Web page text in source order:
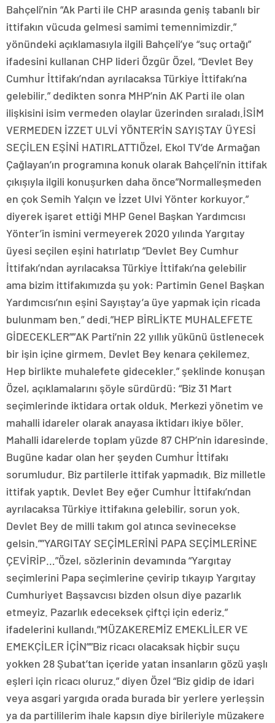
Bahçeli’nin “Ak Parti ile CHP arasında geniş tabanlı bir
ittifakın vücuda gelmesi samimi temennimizdir.”
yönündeki açıklamasıyla ilgili Bahçeli’ye “suç ortağı”
ifadesini kullanan CHP lideri Özgür Özel, “Devlet Bey
Cumhur İttifakı’ndan ayrılacaksa Türkiye İttifakı’na
gelebilir.” dedikten sonra MHP’nin AK Parti ile olan
ilişkisini isim vermeden olaylar üzerinden sıraladı.İSİM
VERMEDEN İZZET ULVİ YÖNTER’İN SAYIŞTAY ÜYESİ
SEÇİLEN EŞİNİ HATIRLATTIÖzel, Ekol TV’de Armağan
Çağlayan’ın programına konuk olarak Bahçeli’nin ittifak
çıkışıyla ilgili konuşurken daha önce”Normalleşmeden
en çok Semih Yalçın ve İzzet Ulvi Yönter korkuyor.”
diyerek işaret ettiği MHP Genel Başkan Yardımcısı
Yönter’in ismini vermeyerek 2020 yılında Yargıtay
üyesi seçilen eşini hatırlatıp “Devlet Bey Cumhur
İttifakı’ndan ayrılacaksa Türkiye İttifakı’na gelebilir
ama bizim ittifakımızda şu yok: Partimin Genel Başkan
Yardımcısı’nın eşini Sayıştay’a üye yapmak için ricada
bulunmam ben.” dedi.”HEP BİRLİKTE MUHALEFETE
GİDECEKLER””AK Parti’nin 22 yıllık yükünü üstlenecek
bir işin içine girmem. Devlet Bey kenara çekilemez.
Hep birlikte muhalefete gidecekler.” şeklinde konuşan
Özel, açıklamalarını şöyle sürdürdü: “Biz 31 Mart
seçimlerinde iktidara ortak olduk. Merkezi yönetim ve
mahalli idareler olarak anayasa iktidarı ikiye böler.
Mahalli idarelerde toplam yüzde 87 CHP’nin idaresinde.
Bugüne kadar olan her şeyden Cumhur İttifakı
sorumludur. Biz partilerle ittifak yapmadık. Biz milletle
ittifak yaptık. Devlet Bey eğer Cumhur İttifakı’ndan
ayrılacaksa Türkiye ittifakına gelebilir, sorun yok.
Devlet Bey de milli takım gol atınca sevinecekse
gelsin.””YARGITAY SEÇİMLERİNİ PAPA SEÇİMLERİNE
ÇEVİRİP…”Özel, sözlerinin devamında “Yargıtay
seçimlerini Papa seçimlerine çevirip tıkayıp Yargıtay
Cumhuriyet Başsavcısı bizden olsun diye pazarlık
etmeyiz. Pazarlık edeceksek çiftçi için ederiz.”
ifadelerini kullandı.”MÜZAKEREMİZ EMEKLİLER VE
EMEKÇİLER İÇİN””Biz ricacı olacaksak hiçbir suçu
yokken 28 Şubat’tan içeride yatan insanların gözü yaşlı
eşleri için ricacı oluruz.” diyen Özel “Biz gidip de idari
veya asgari yargıda orada burada bir yerlere yerleşsin
ya da partililerim ihale kapsın diye birileriyle müzakere